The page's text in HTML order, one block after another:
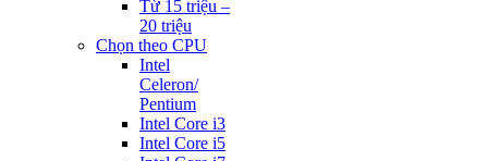
Từ 15 triệu –
20 triệu
Chọn theo CPU
Intel
Celeron/
Pentium
Intel Core i3
Intel Core i5